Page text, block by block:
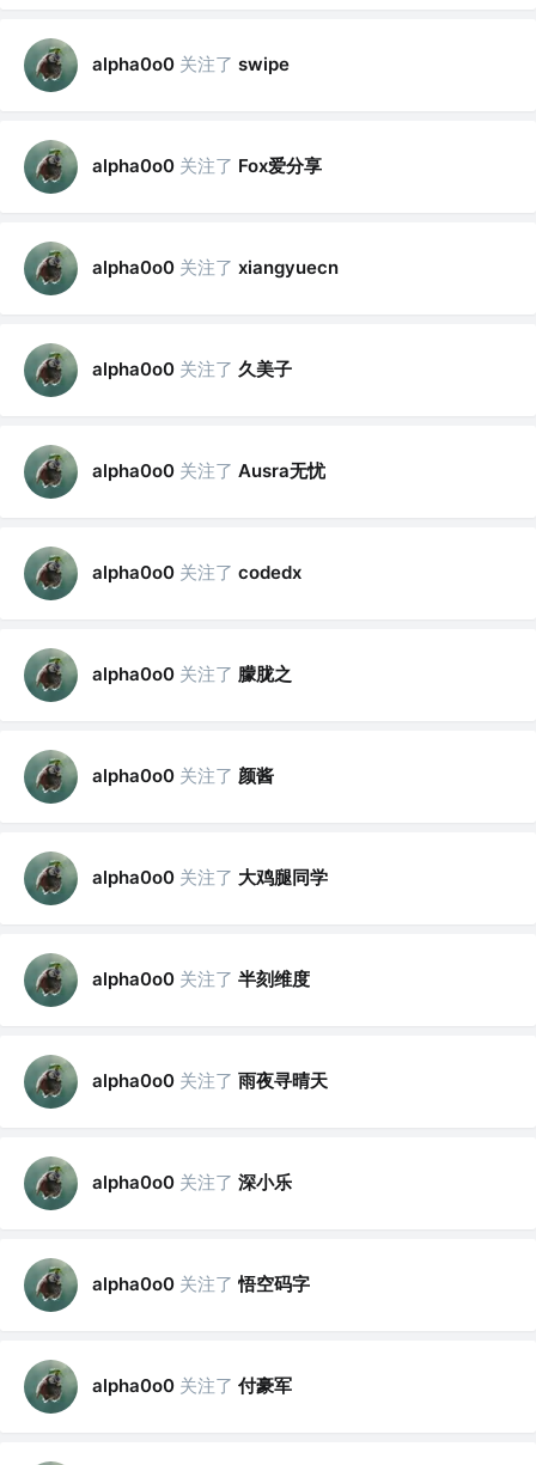
alpha0o0 关注了 swipe
alpha0o0 关注了 Fox爱分享
alpha0o0 关注了 xiangyuecn
alpha0o0 关注了 久美子
alpha0o0 关注了 Ausra无忧
alpha0o0 关注了 codedx
alpha0o0 关注了 朦胧之
alpha0o0 关注了 颜酱
alpha0o0 关注了 大鸡腿同学
alpha0o0 关注了 半刻维度
alpha0o0 关注了 雨夜寻晴天
alpha0o0 关注了 深小乐
alpha0o0 关注了 悟空码字
alpha0o0 关注了 付豪军